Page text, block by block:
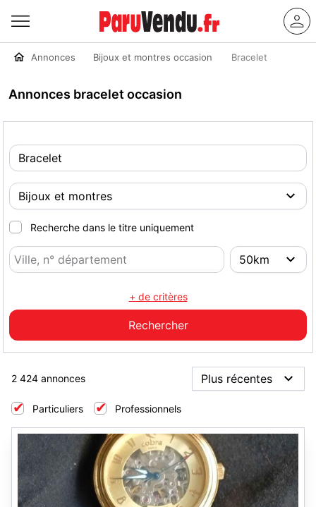
Annonces Bijoux et montres occasion Bracelet
Annonces bracelet occasion
Recherche dans le titre uniquement
+ de critères
2 424 annonces
Particuliers Professionnels